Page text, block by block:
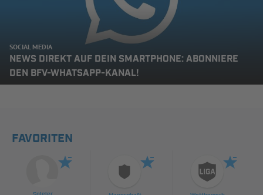
SOCIAL MEDIA
NEWS DIREKT AUF DEIN SMARTPHONE: ABONNIERE
DEN BFV-WHATSAPP-KANAL!
FAVORITEN